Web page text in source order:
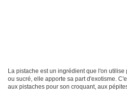
La pistache est un ingrédient que l'on utilise
ou sucré, elle apporte sa part d'exotisme.
aux pistaches pour son croquant, aux